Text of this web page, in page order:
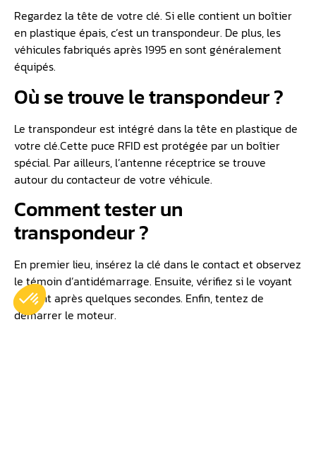
Regardez la tête de votre clé. Si elle contient un boîtier
en plastique épais, c’est un transpondeur. De plus, les
véhicules fabriqués après 1995 en sont généralement
équipés.
Où se trouve le transpondeur ?
Le transpondeur est intégré dans la tête en plastique de
votre clé.Cette puce RFID est protégée par un boîtier
spécial. Par ailleurs, l’antenne réceptrice se trouve
autour du contacteur de votre véhicule.
Comment tester un
transpondeur ?
En premier lieu, insérez la clé dans le contact et observez
le témoin d’antidémarrage. Ensuite, vérifiez si le voyant
s’éteint après quelques secondes. Enfin, tentez de
démarrer le moteur.